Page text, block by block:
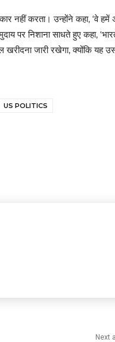
नहीं करता। उन्होंने कहा, ‘वे
पर निशाना साधते हुए कहा,
खरीदना जारी रखेगा, क्योंकि यह
US POLITICS
Next